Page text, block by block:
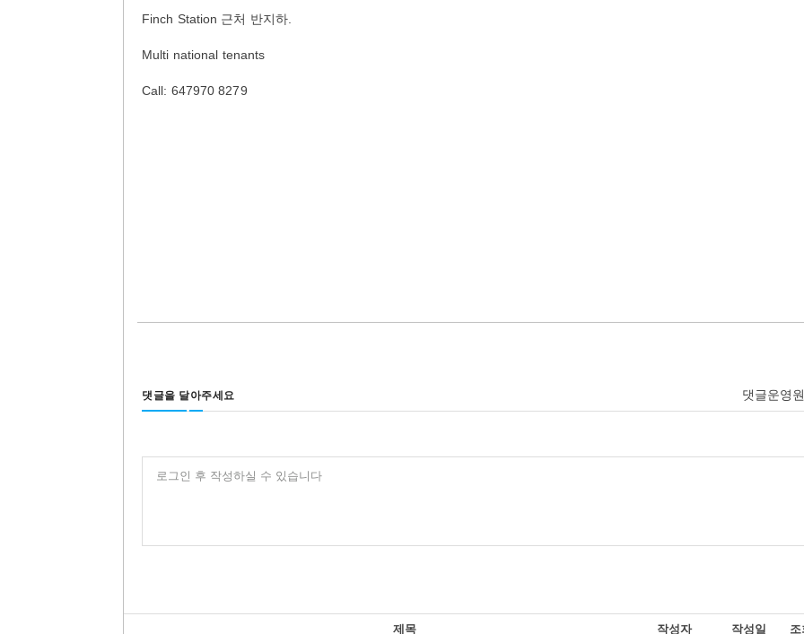
Finch Station 근처 반지하.
Multi national tenants
Call: 647970 8279
댓글을 달아주세요 댓글운영
로그인 후 작성하실 수 있습니다
제목 작성자 작성일 조